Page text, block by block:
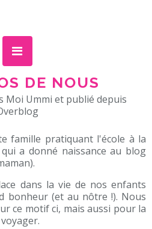
DE NOUS
Moi Ummi et publié depuis
famille pratiquant l'école à la
a donné naissance au blog
dans la vie de nos enfants
bonheur (et au nôtre !). Nous
ce motif ci, mais aussi pour la